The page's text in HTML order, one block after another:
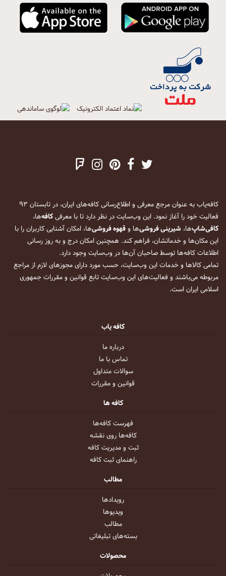
کافه‌یاب به عنوان مرجع معرفی و اطلاع‌رسانی کافه‌های ایران، در تابستان ۹۳
فعالیت خود را آغاز نمود. این وب‌سایت در نظر دارد تا با معرفیکافه‌ها،
کافی‌شاپ‌ها، شیرینی فروشی‌ها وقهوه فروشی‌ها، امکان آشنایی کاربران را با
این مکان‌ها و خدماتشان، فراهم کند. همچنین امکان درج و به روز رسانی
اطلاعات کافه‌ها توسط صاحبان آن‌ها در وب‌سایت وجود دارد.
تمامی کالاها و خدمات این وب‌سایت، حسب مورد دارای مجوزهای لازم از مراجع
مربوطه می‌باشند و فعالیت‌های این وب‌سایت تابع قوانین و مقررات جمهوری
اسلامی ایران است.
کافه یاب
درباره ما
تماس با ما
سوالات متداول
قوانین و مقررات
کافه ها
فهرست کافه‌ها
کافه‌ها روی نقشه
ثبت و مدیریت کافه
راهنمای ثبت کافه
مطالب
رویداد‌ها
ویدیو‌ها
مطالب
بسته‌های تبلیغاتی
محصولات